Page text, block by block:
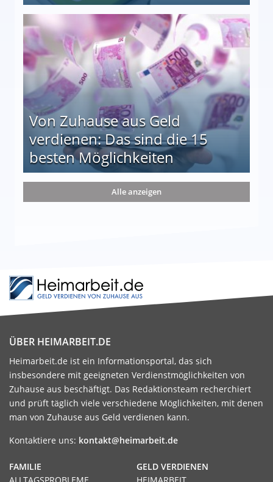
auf einen Blick
Von Zuhause aus Geld
verdienen: Das sind die 15
besten Möglichkeiten
die 15 besten Möglichkeiten
Alle anzeigen
ÜBER HEIMARBEIT.DE
Heimarbeit.de ist ein Informationsportal, das sich
insbesondere mit geeigneten Verdienstmöglichkeiten von
Zuhause aus beschäftigt. Das Redaktionsteam recherchiert
und prüft täglich viele verschiedene Möglichkeiten, mit denen
man von Zuhause aus Geld verdienen kann.
Kontaktiere uns: kontakt@heimarbeit.de
GELD VERDIENEN
HEIMARBEIT
FAMILIE
ALLTAGSPROBLEME